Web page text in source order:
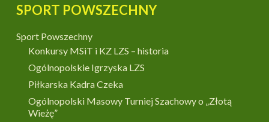
SPORT POWSZECHNY
Sport Powszechny
Konkursy MSiT i KZ LZS – historia
Ogólnopolskie Igrzyska LZS
Piłkarska Kadra Czeka
Ogólnopolski Masowy Turniej Szachowy o „Złotą
Wieżę”